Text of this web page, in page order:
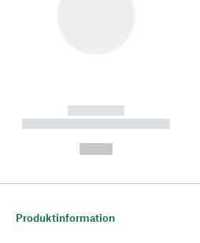
------------
----------- ----------- --------
Produktinformation